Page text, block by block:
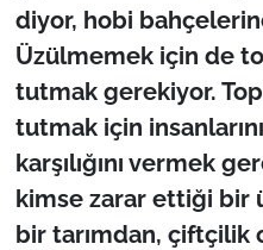
diyor, hobi
Üzülmemek için de
tutmak gerekiyor.
tutmak için
karşılığını vermek
kimse zarar ettiği bir
bir tarımdan, çiftçilik